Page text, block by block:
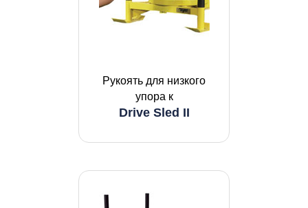
Рукоять для низкого
упора к
Drive Sled II